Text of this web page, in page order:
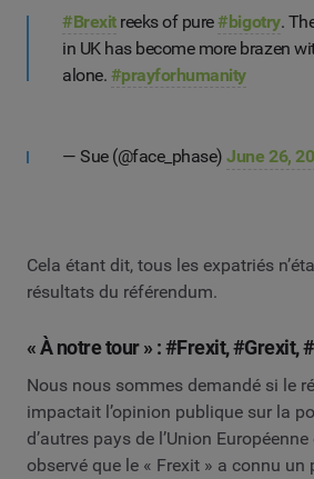
#Brexitreeks of pure#bigotry.
in UK has become more brazen
alone. #prayforhumanity
— Sue (@face_phase)June 26,
Cela étant dit, tous les expatriés
résultats du référendum.
« À notre tour » : #Frexit, #Grexit,
Nous nous sommes demandé si le
impactait l’opinion publique sur la
d’autres pays de l’Union
observé que le « Frexit » a connu